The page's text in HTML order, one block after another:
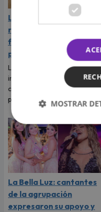
La Joaqui sorprende al
revelar la inesperada
forma en que Luck Ra
puso fin a su romance
La cantante reveló que llegó
imaginar su boda, pero el
cantante tenía otros planes
para ese viaje.
La Bella Luz: cantantes
de la agrupación
expresaron su apoyo y
MOSTRAR